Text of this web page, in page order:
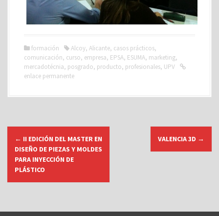
formación Alcoy, Alicante, casos prácticos,
comunicación, curso, empresa, EPSA, ESUMA, marketing,
mercadotécnia, posgrado, producto, profesionales, UPV
enlace permanente
g
← II EDICIÓN DEL MASTER EN
DISEÑO DE PIEZAS Y MOLDES
PARA INYECCIÓN DE
PLÁSTICO
VALENCIA 3D →